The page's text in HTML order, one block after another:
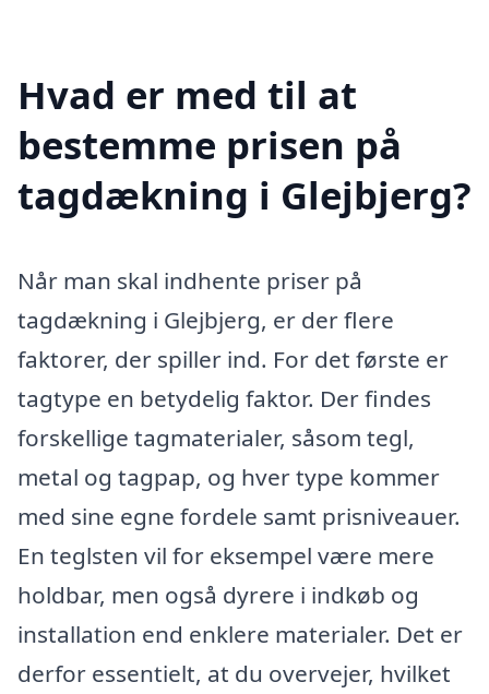
Hvad er med til at
bestemme prisen på
tagdækning i Glejbjerg?
Når man skal indhente priser på
tagdækning i Glejbjerg, er der flere
faktorer, der spiller ind. For det første er
tagtype en betydelig faktor. Der findes
forskellige tagmaterialer, såsom tegl,
metal og tagpap, og hver type kommer
med sine egne fordele samt prisniveauer.
En teglsten vil for eksempel være mere
holdbar, men også dyrere i indkøb og
installation end enklere materialer. Det er
derfor essentielt, at du overvejer, hvilket